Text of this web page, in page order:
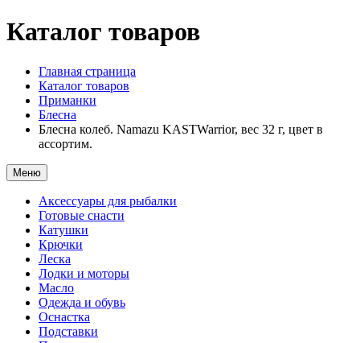
Каталог товаров
Главная страница
Каталог товаров
Приманки
Блесна
Блесна колеб. Namazu KASTWarrior, вес 32 г, цвет в
ассортим.
Меню
Аксессуары для рыбалки
Готовые снасти
Катушки
Крючки
Леска
Лодки и моторы
Масло
Одежда и обувь
Оснастка
Подставки